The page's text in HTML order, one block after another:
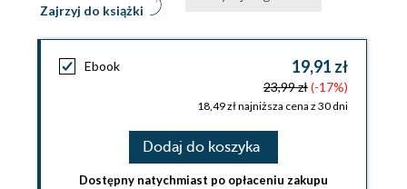
Zajrzyj do książki
Ebook 19,91 zł
23,99 zł(-17%)
18,49 zł najniższa cena z 30 dni
Dodaj do koszyka
Dostępny natychmiast po opłaceniu zakupu